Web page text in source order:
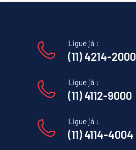
Ligue já :
(11) 4214-2000
Ligue já :
(11) 4112-9000
Ligue já :
(11) 4114-4004